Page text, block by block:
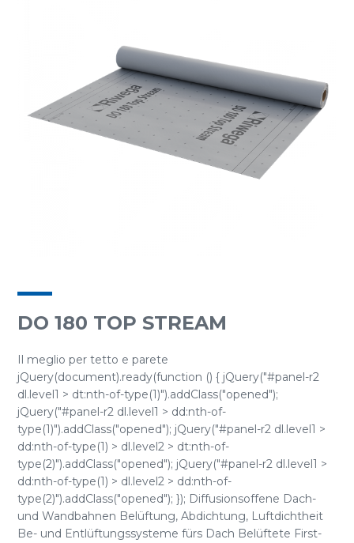
DO 180 TOP STREAM
Il meglio per tetto e parete
jQuery(document).ready(function () { jQuery("#panel-r2
dl.level1 > dt:nth-of-type(1)").addClass("opened");
jQuery("#panel-r2 dl.level1 > dd:nth-of-
type(1)").addClass("opened"); jQuery("#panel-r2 dl.level1 >
dd:nth-of-type(1) > dl.level2 > dt:nth-of-
type(2)").addClass("opened"); jQuery("#panel-r2 dl.level1 >
dd:nth-of-type(1) > dl.level2 > dd:nth-of-
type(2)").addClass("opened"); }); Diffusionsoffene Dach-
und Wandbahnen Belüftung, Abdichtung, Luftdichtheit
Be- und Entlüftungssysteme fürs Dach Belüftete First-